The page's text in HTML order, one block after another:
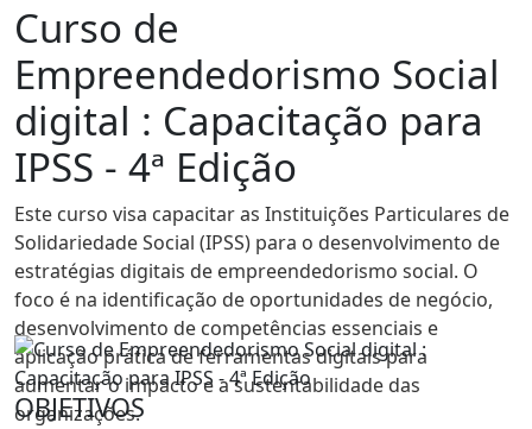
Curso de
Empreendedorismo Social
digital : Capacitação para
IPSS - 4ª Edição
Este curso visa capacitar as Instituições Particulares de
Solidariedade Social (IPSS) para o desenvolvimento de
estratégias digitais de empreendedorismo social. O
foco é na identificação de oportunidades de negócio,
desenvolvimento de competências essenciais e
aplicação prática de ferramentas digitais para
aumentar o impacto e a sustentabilidade das
organizações.
OBJETIVOS